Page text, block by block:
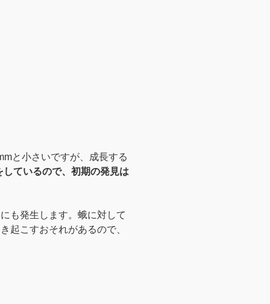
と小さいですが、成長する
ているので、初期の発見は
も発生します。蛾に対して
起こすおそれがあるので、